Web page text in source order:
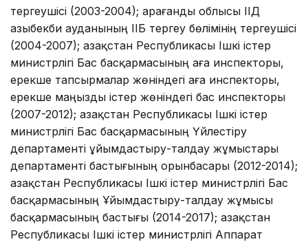
тергеушісі (2003-2004); Қарағанды ​​облысы ІІД
Қазыбекби ауданының ІІБ тергеу бөлімінің тергеушісі
(2004-2007); Қазақстан Республикасы Ішкі істер
министрлігі Бас басқармасының аға инспекторы,
ерекше тапсырмалар жөніндегі аға инспекторы,
ерекше маңызды істер жөніндегі бас инспекторы
(2007-2012); Қазақстан Республикасы Ішкі істер
министрлігі Бас басқармасының Үйлестіру
департаменті ұйымдастыру-талдау жұмыстары
департаменті бастығының орынбасары (2012-2014);
Қазақстан Республикасы Ішкі істер министрлігі Бас
басқармасының Ұйымдастыру-талдау жұмысы
басқармасының бастығы (2014-2017); Қазақстан
Республикасы Ішкі істер министрлігі Аппарат